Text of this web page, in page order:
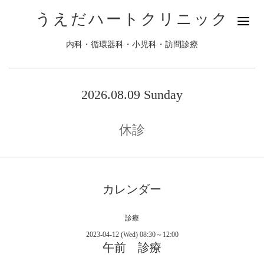
うえだハートクリニック
内科・循環器科・小児科・訪問診療
2026.08.09 Sunday
休診
カレンダー
診療
2023-04-12 (Wed) 08:30～12:00
午前 診療